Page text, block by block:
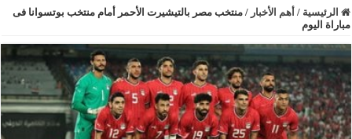
الرئيسية / أهم الأخبار / منتخب مصر بالتيشيرت الأحمر أمام منتخب بوتسوانا فى
مباراة اليوم